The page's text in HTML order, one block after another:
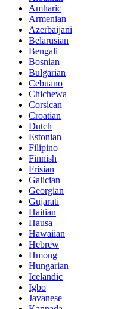
Amharic
Armenian
Azerbaijani
Belarusian
Bengali
Bosnian
Bulgarian
Cebuano
Chichewa
Corsican
Croatian
Dutch
Estonian
Filipino
Finnish
Frisian
Galician
Georgian
Gujarati
Haitian
Hausa
Hawaiian
Hebrew
Hmong
Hungarian
Icelandic
Igbo
Javanese